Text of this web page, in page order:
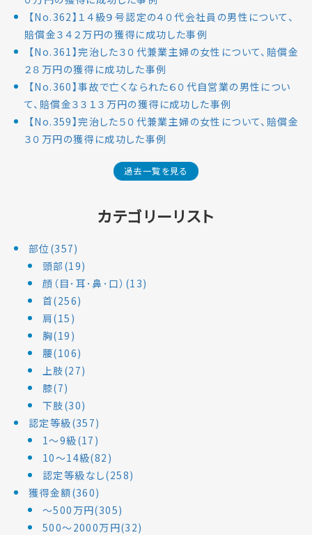
【No.362】１４級９号認定の４０代会社員の男性について、
賠償金３４２万円の獲得に成功した事例
【No.361】完治した３０代兼業主婦の女性について、賠償金
２８万円の獲得に成功した事例
【No.360】事故で亡くなられた６０代自営業の男性につい
て、賠償金３３１３万円の獲得に成功した事例
【No.359】完治した５０代兼業主婦の女性について、賠償金
３０万円の獲得に成功した事例
過去一覧を見る
カテゴリーリスト
部位(357)
頭部(19)
顔（目･耳･鼻･口）(13)
首(256)
肩(15)
胸(19)
腰(106)
上肢(27)
膝(7)
下肢(30)
認定等級(357)
1～9級(17)
10～14級(82)
認定等級なし(258)
獲得金額(360)
～500万円(305)
500～2000万円(32)